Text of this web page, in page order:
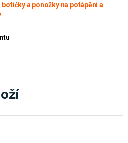
botičky a ponožky na potápění a